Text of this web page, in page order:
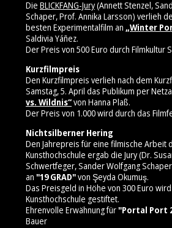
Die BLICKFANG-Jury(Annett Stenzel,
Schaper, Prof. Annika Larsson) verlieh
besten Experimentalfilm an „Winter
Saldivia Yáñez.
Der Preis von 500 Euro durch Filmkultur
Kurzfilmpreis
Den Kurzfilmpreis verlieh nach dem
Samstag, 5. April das Publikum per
vs. Wildnis“von Hanna Plaß.
Der Preis von 1.000 wird durch das
Nichtsilberner Hering
Den Jahrepreis für eine filmische Arbeit
Kunsthochschule ergab die Jury (Dr.
Schwertfeger, Sander Wolfgang
an "19 GRAD"von Şeyda Okumuş.
Das Preisgeld in Höhe von 300 Euro
Kunsthochschule gestiftet.
Ehrenvolle Erwähnung für"Portal Port
Bauer